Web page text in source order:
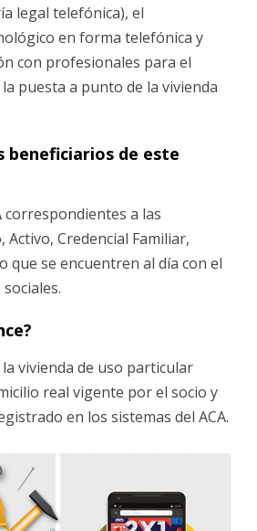
legal telefónica), el
en forma telefónica y
con profesionales para el
puesta a punto de la vivienda
beneficiarios de este
correspondientes a las
Credencial Familiar,
que se encuentren al día con el
la vivienda de uso particular
real vigente por el socio y
en los sistemas del ACA.